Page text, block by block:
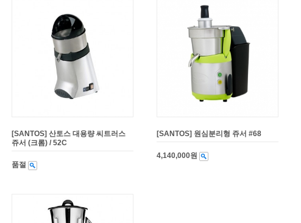
[SANTOS] 산토스 대용량 씨트러스
쥬서 (크롬) / 52C
품절
[SANTOS] 원심분리형 쥬서 #68
4,140,000원